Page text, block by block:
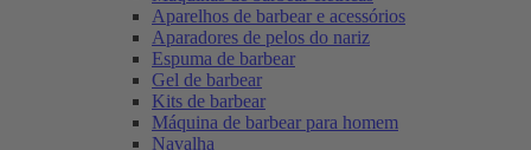
Aparelhos de barbear e acessórios
Aparadores de pelos do nariz
Espuma de barbear
Gel de barbear
Kits de barbear
Máquina de barbear para homem
Navalha